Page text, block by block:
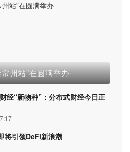
州站”在圆满举办
经“新物种”：分布式财经今日正
将引领DeFi新浪潮